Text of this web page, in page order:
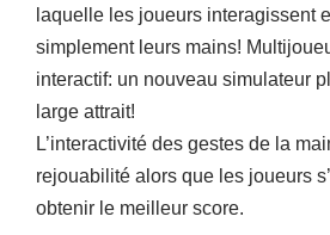
laquelle les joueurs interagissent
simplement leurs mains!
interactif: un nouveau simulateur
large attrait!
L’interactivité des gestes de la
rejouabilité alors que les joueurs
obtenir le meilleur score.